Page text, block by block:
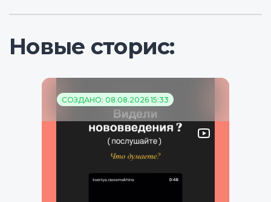
Новые сторис:
СОЗДАНО: 08.08.2026 15:33